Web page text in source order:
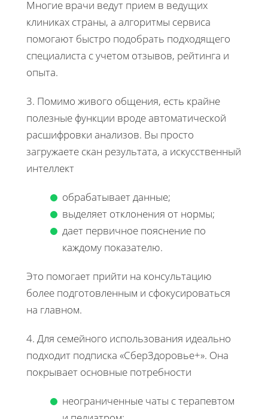
Многие врачи ведут прием в ведущих
клиниках страны, а алгоритмы сервиса
помогают быстро подобрать подходящего
специалиста с учетом отзывов, рейтинга и
опыта.
3. Помимо живого общения, есть крайне
полезные функции вроде автоматической
расшифровки анализов. Вы просто
загружаете скан результата, а искусственный
интеллект
обрабатывает данные;
выделяет отклонения от нормы;
дает первичное пояснение по
каждому показателю.
Это помогает прийти на консультацию
более подготовленным и сфокусироваться
на главном.
4. Для семейного использования идеально
подходит подписка «СберЗдоровье+». Она
покрывает основные потребности
неограниченные чаты с терапевтом